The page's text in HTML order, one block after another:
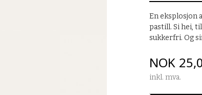
En eksplosjon
pastill. Si hei,
sukkerfri. Og
Pris
NOK
inkl. mva.